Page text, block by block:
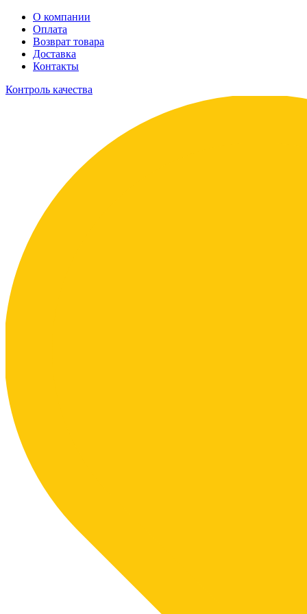
О компании
Оплата
Возврат товара
Доставка
Контакты
Контроль качества